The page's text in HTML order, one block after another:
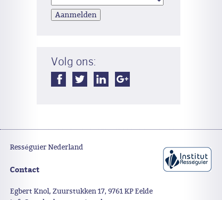
Volg ons:
Rességuier Nederland
Contact
Egbert Knol, Zuurstukken 17, 9761 KP Eelde